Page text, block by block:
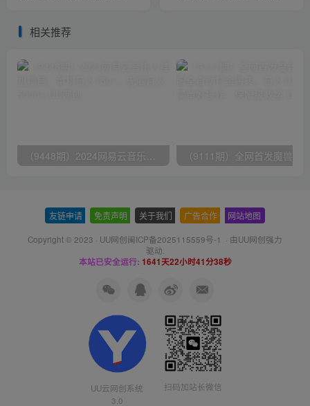
相关推荐
友链申请 免责声明 关于我们 广告合作 网站地图
Copyright © 2023 · UU网创闽ICP备2025115559号-1 · 由UU网创强力
驱动.
本站已安全运行: 1641天22小时41分38秒
UU云网创系统
3.0
扫码加站长微信